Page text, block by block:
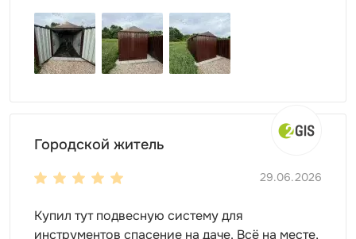
Городской житель
29.06.2026
Купил тут подвесную систему для
инструментов спасение на даче. Всё на месте,